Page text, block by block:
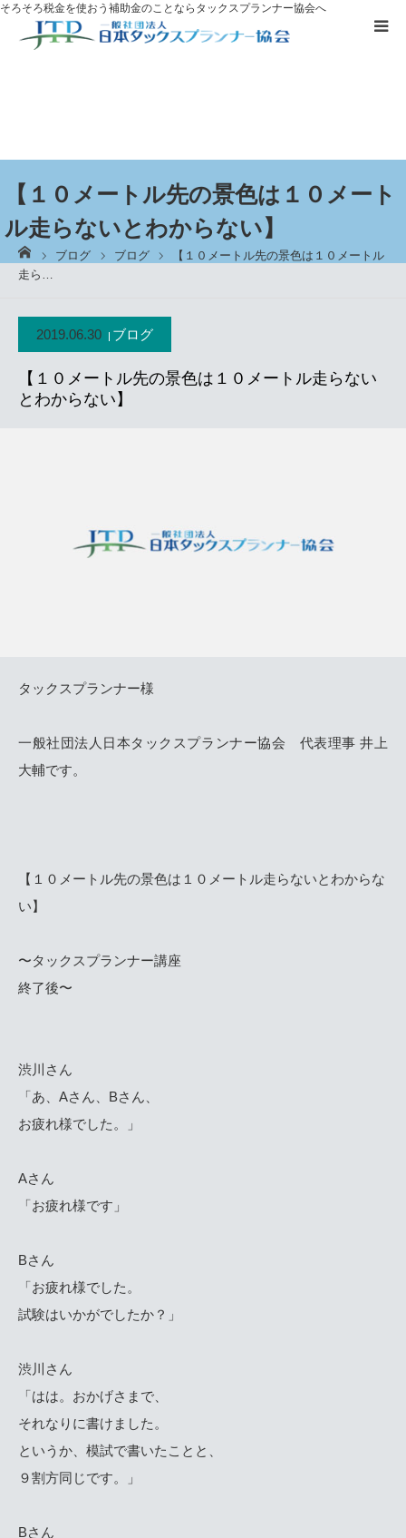
そろそろ税金を使おう 補助金のことならタックスプランナー協会へ
【１０メートル先の景色は１０メート
ル走らないとわからない】
ブログ ブログ
【１０メートル先の景色は１０メートル
走ら…
2019.06.30 ブログ
【１０メートル先の景色は１０メートル走らない
とわからない】
タックスプランナー様
一般社団法人日本タックスプランナー協会 代表理事 井上
大輔です。
【１０メートル先の景色は１０メートル走らないとわからな
い】
〜タックスプランナー講座
終了後〜
渋川さん
「あ、Aさん、Bさん、
お疲れ様でした。」
Aさん
「お疲れ様です」
Bさん
「お疲れ様でした。
試験はいかがでしたか？」
渋川さん
「はは。おかげさまで、
それなりに書けました。
というか、模試で書いたことと、
９割方同じです。」
Bさん
お客様の声
タックスプランナーについて知る
個別相談